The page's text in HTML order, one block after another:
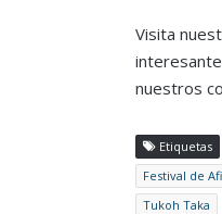
Visita
nuestros
Etiquetas
Festival de
Tukoh Taka